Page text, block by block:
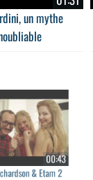
un mythe
00:43